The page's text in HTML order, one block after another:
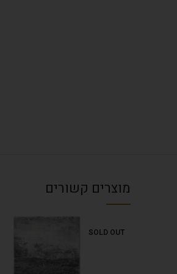
מוצרים קשורים
SOLD OUT